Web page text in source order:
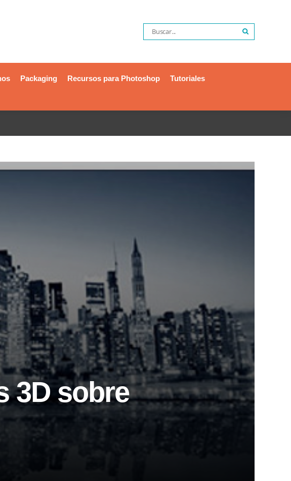
Packaging Recursos para Photoshop
Tutoriales
3D sobre